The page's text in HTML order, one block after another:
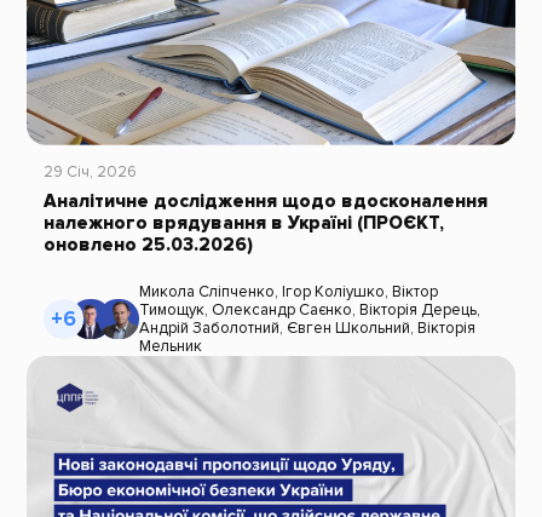
29 Січ, 2026
Аналітичне дослідження щодо вдосконалення
належного врядування в Україні (ПРОЄКТ,
оновлено 25.03.2026)
+6
Микола Сліпченко, Ігор Коліушко, Віктор
Тимощук, Олександр Саєнко, Вікторія Дерець,
Андрій Заболотний, Євген Школьний, Вікторія
Мельник